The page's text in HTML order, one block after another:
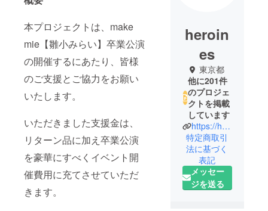
本プロジェクトは、make
mie【雛小みらい】卒業公演
の開催するにあたり、皆様
のご支援とご協力をお願い
いたします。
いただきました支援金は、
リターン品に加え卒業公演
を豪華にすべくイベント開
催費用に充てさせていただ
きます。
heroin
es
東京都
他に201件
のプロジェ
クトを掲載
しています
https://heroines.jp/#/
特定商取引
法に基づく
表記
メッセー
ジを送る